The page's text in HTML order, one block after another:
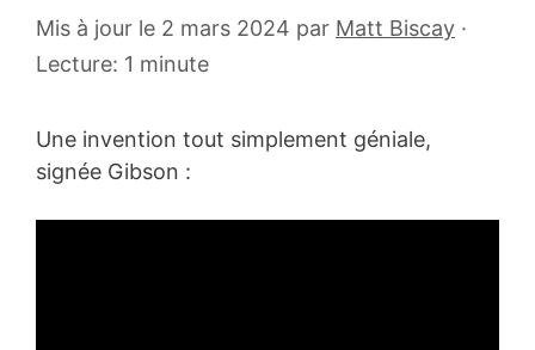
Mis à jour le 2 mars 2024 15
par Matt Biscay ·
Lecture: 1 minute
Une invention tout simplement géniale,
signée Gibson :